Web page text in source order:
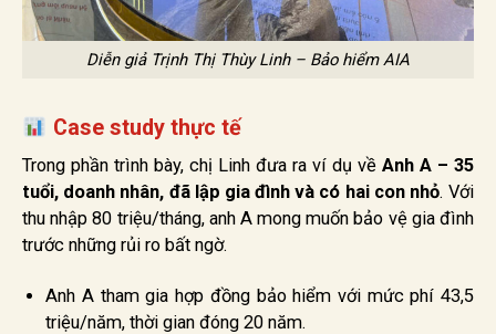
Diễn giả Trịnh Thị Thùy Linh – Bảo hiểm AIA
Case study thực tế
Trong phần trình bày, chị Linh đưa ra ví dụ về Anh A – 35
tuổi, doanh nhân, đã lập gia đình và có hai con nhỏ. Với
thu nhập 80 triệu/tháng, anh A mong muốn bảo vệ gia đình
trước những rủi ro bất ngờ.
Anh A tham gia hợp đồng bảo hiểm với mức phí 43,5
triệu/năm, thời gian đóng 20 năm.